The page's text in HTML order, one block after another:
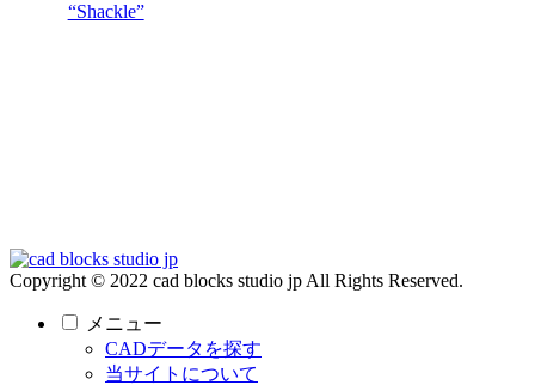
“Shackle”
Copyright © 2022 cad blocks studio jp All Rights Reserved.
メニュー
CADデータを探す
当サイトについて